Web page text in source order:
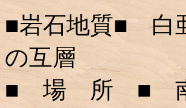
■岩石地質■ 白
の互層
■ 場 所 ■ 南